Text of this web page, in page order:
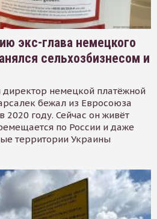
экс-глава немецкого
сельхозбизнесом и
немецкой платёжной
бежал из Евросоюза
2020 году. Сейчас он живёт
по России и даже
территории Украины